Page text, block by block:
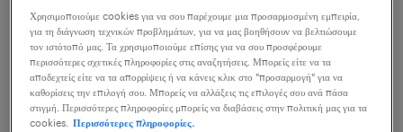
μόνιμη
δημοσιεύτηκε 3 αυγούστου 2026
Χρησιμοποιούμε cookies για να σου παρέχουμε μια προσαρμοσμένη εμπειρία,
για τη διάγνωση τεχνικών προβλημάτων, για να μας βοηθήσουν να βελτιώσουμε
τον ιστότοπό μας. Τα χρησιμοποιούμε επίσης για να σου προσφέρουμε
περισσότερες σχετικές πληροφορίες στις αναζητήσεις. Μπορείς είτε να τα
αποδεχτείς είτε να τα απορρίψεις ή να κάνεις κλικ στο "προσαρμογή" για να
καθορίσεις την επιλογή σου. Μπορείς να αλλάξεις τις επιλογές σου ανά πάσα
στιγμή. Περισσότερες πληροφορίες μπορείς να διαβάσεις στην πολιτική μας για τα
cookies.
Περισσότερες πληροφορίες.